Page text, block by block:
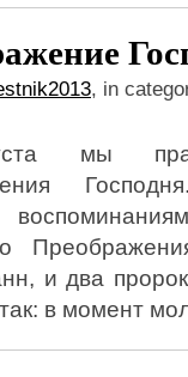
, in
мы
и два
в момент